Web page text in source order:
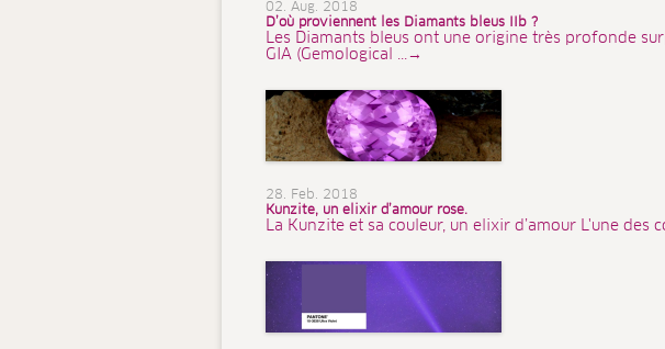
02. Aug. 2018
D’où proviennent les Diamants bleus IIb ?
Les Diamants bleus ont une origine très profonde
GIA (Gemological ...→
28. Feb. 2018
Kunzite, un elixir d’amour rose.
La Kunzite et sa couleur, un elixir d’amour L'une